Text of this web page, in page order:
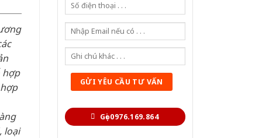
Gọi 0976.169.864
hợp
loại